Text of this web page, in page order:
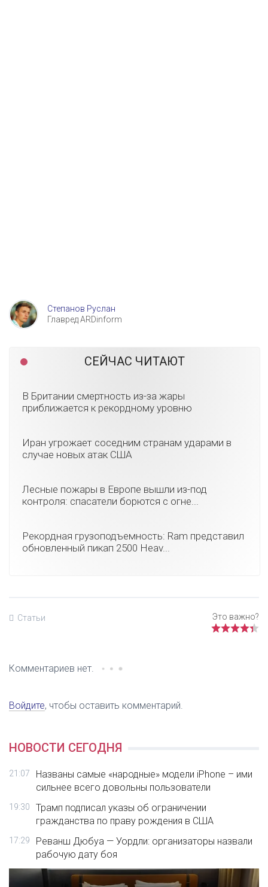
Степанов Руслан
Главред ARDinform
СЕЙЧАС ЧИТАЮТ
В Британии смертность из-за жары
приближается к рекордному уровню
Иран угрожает соседним странам ударами в
случае новых атак США
Лесные пожары в Европе вышли из-под
контроля: спасатели борются с огне...
Рекордная грузоподъемность: Ram представил
обновленный пикап 2500 Heav...
Статьи
Комментариев нет.
Войдите, чтобы оставить комментарий.
НОВОСТИ СЕГОДНЯ
21:07
Названы самые «народные» модели iPhone – ими
сильнее всего довольны пользователи
19:30
Трамп подписал указы об ограничении
гражданства по праву рождения в США
17:29
Реванш Дюбуа — Уордли: организаторы назвали
рабочую дату боя